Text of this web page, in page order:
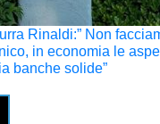
Rinaldi:” Non
in economia le
banche solide”